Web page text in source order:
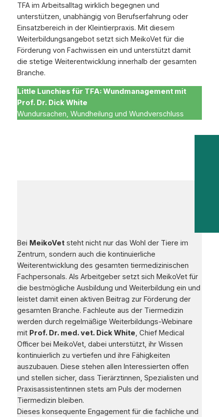
TFA im Arbeitsalltag wirklich begegnen und
unterstützen, unabhängig von Berufserfahrung oder
Einsatzbereich in der Kleintierpraxis. Mit diesem
Weiterbildungsangebot setzt sich MeikoVet für die
Förderung von Fachwissen ein und unterstützt damit
die stetige Weiterentwicklung innerhalb der gesamten
Branche.
Little Lunchies für TFA: Wundmanagement mit
Prof. Dr. Dick White
Wundursachen, Wundheilung und Wundverschluss
Bei MeikoVetsteht nicht nur das Wohl der Tiere im
Zentrum, sondern auch die kontinuierliche
Weiterentwicklung des gesamten tiermedizinischen
Fachpersonals. Als Arbeitgeber setzt sich MeikoVet für
die bestmögliche Ausbildung und Weiterbildung ein und
leistet damit einen aktiven Beitrag zur Förderung der
gesamten Branche. Fachleute aus der Tiermedizin
werden durch regelmäßige Weiterbildungs-Webinare
mit Prof. Dr. med. vet. Dick White, Chief Medical
Officer bei MeikoVet, dabei unterstützt, ihr Wissen
kontinuierlich zu vertiefen und ihre Fähigkeiten
auszubauen. Diese stehen allen Interessierten offen
und stellen sicher, dass Tierärztinnen, Spezialisten und
Praxisassistentinnen stets am Puls der modernen
Tiermedizin bleiben.
Dieses konsequente Engagement für die fachliche und